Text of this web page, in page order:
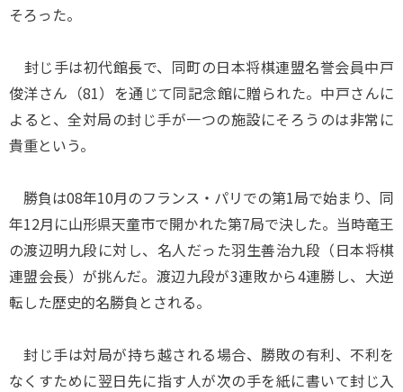
そろった。
封じ手は初代館長で、同町の日本将棋連盟名誉会員中戸
俊洋さん（81）を通じて同記念館に贈られた。中戸さんに
よると、全対局の封じ手が一つの施設にそろうのは非常に
貴重という。
勝負は08年10月のフランス・パリでの第1局で始まり、同
年12月に山形県天童市で開かれた第7局で決した。当時竜王
の渡辺明九段に対し、名人だった羽生善治九段（日本将棋
連盟会長）が挑んだ。渡辺九段が3連敗から4連勝し、大逆
転した歴史的名勝負とされる。
封じ手は対局が持ち越される場合、勝敗の有利、不利を
なくすために翌日先に指す人が次の手を紙に書いて封じ入